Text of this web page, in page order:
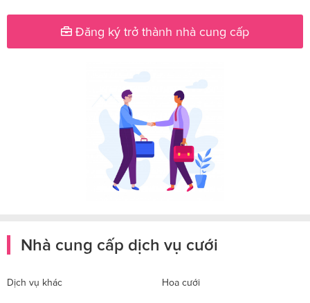
Đăng ký trở thành nhà cung cấp
Nhà cung cấp dịch vụ cưới
Dịch vụ khác Hoa cưới